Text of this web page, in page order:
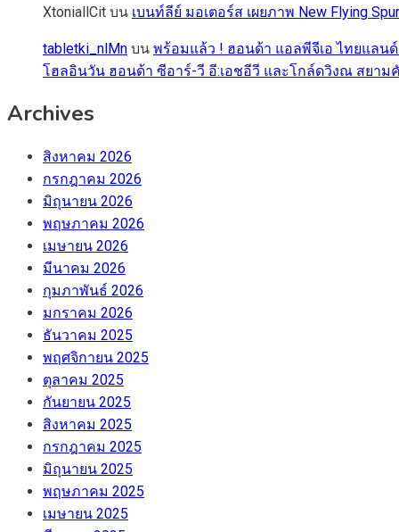
XtoniallCit บน เบนท์ลีย์ มอเตอร์ส เผยภาพ New Flying
tabletki_nlMn บน พร้อมแล้ว ! ฮอนด้า แอลพีจีเอ ไทยแลนด์
โฮลอินวัน ฮอนด้า ซีอาร์-วี อี:เอชอีวี และโกล์ดวิงณ สยา
Archives
สิงหาคม 2026
กรกฎาคม 2026
มิถุนายน 2026
พฤษภาคม 2026
เมษายน 2026
มีนาคม 2026
กุมภาพันธ์ 2026
มกราคม 2026
ธันวาคม 2025
พฤศจิกายน 2025
ตุลาคม 2025
กันยายน 2025
สิงหาคม 2025
กรกฎาคม 2025
มิถุนายน 2025
พฤษภาคม 2025
เมษายน 2025